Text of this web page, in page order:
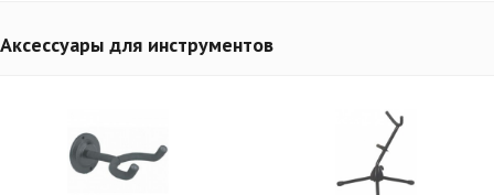
Аксессуары для инструментов